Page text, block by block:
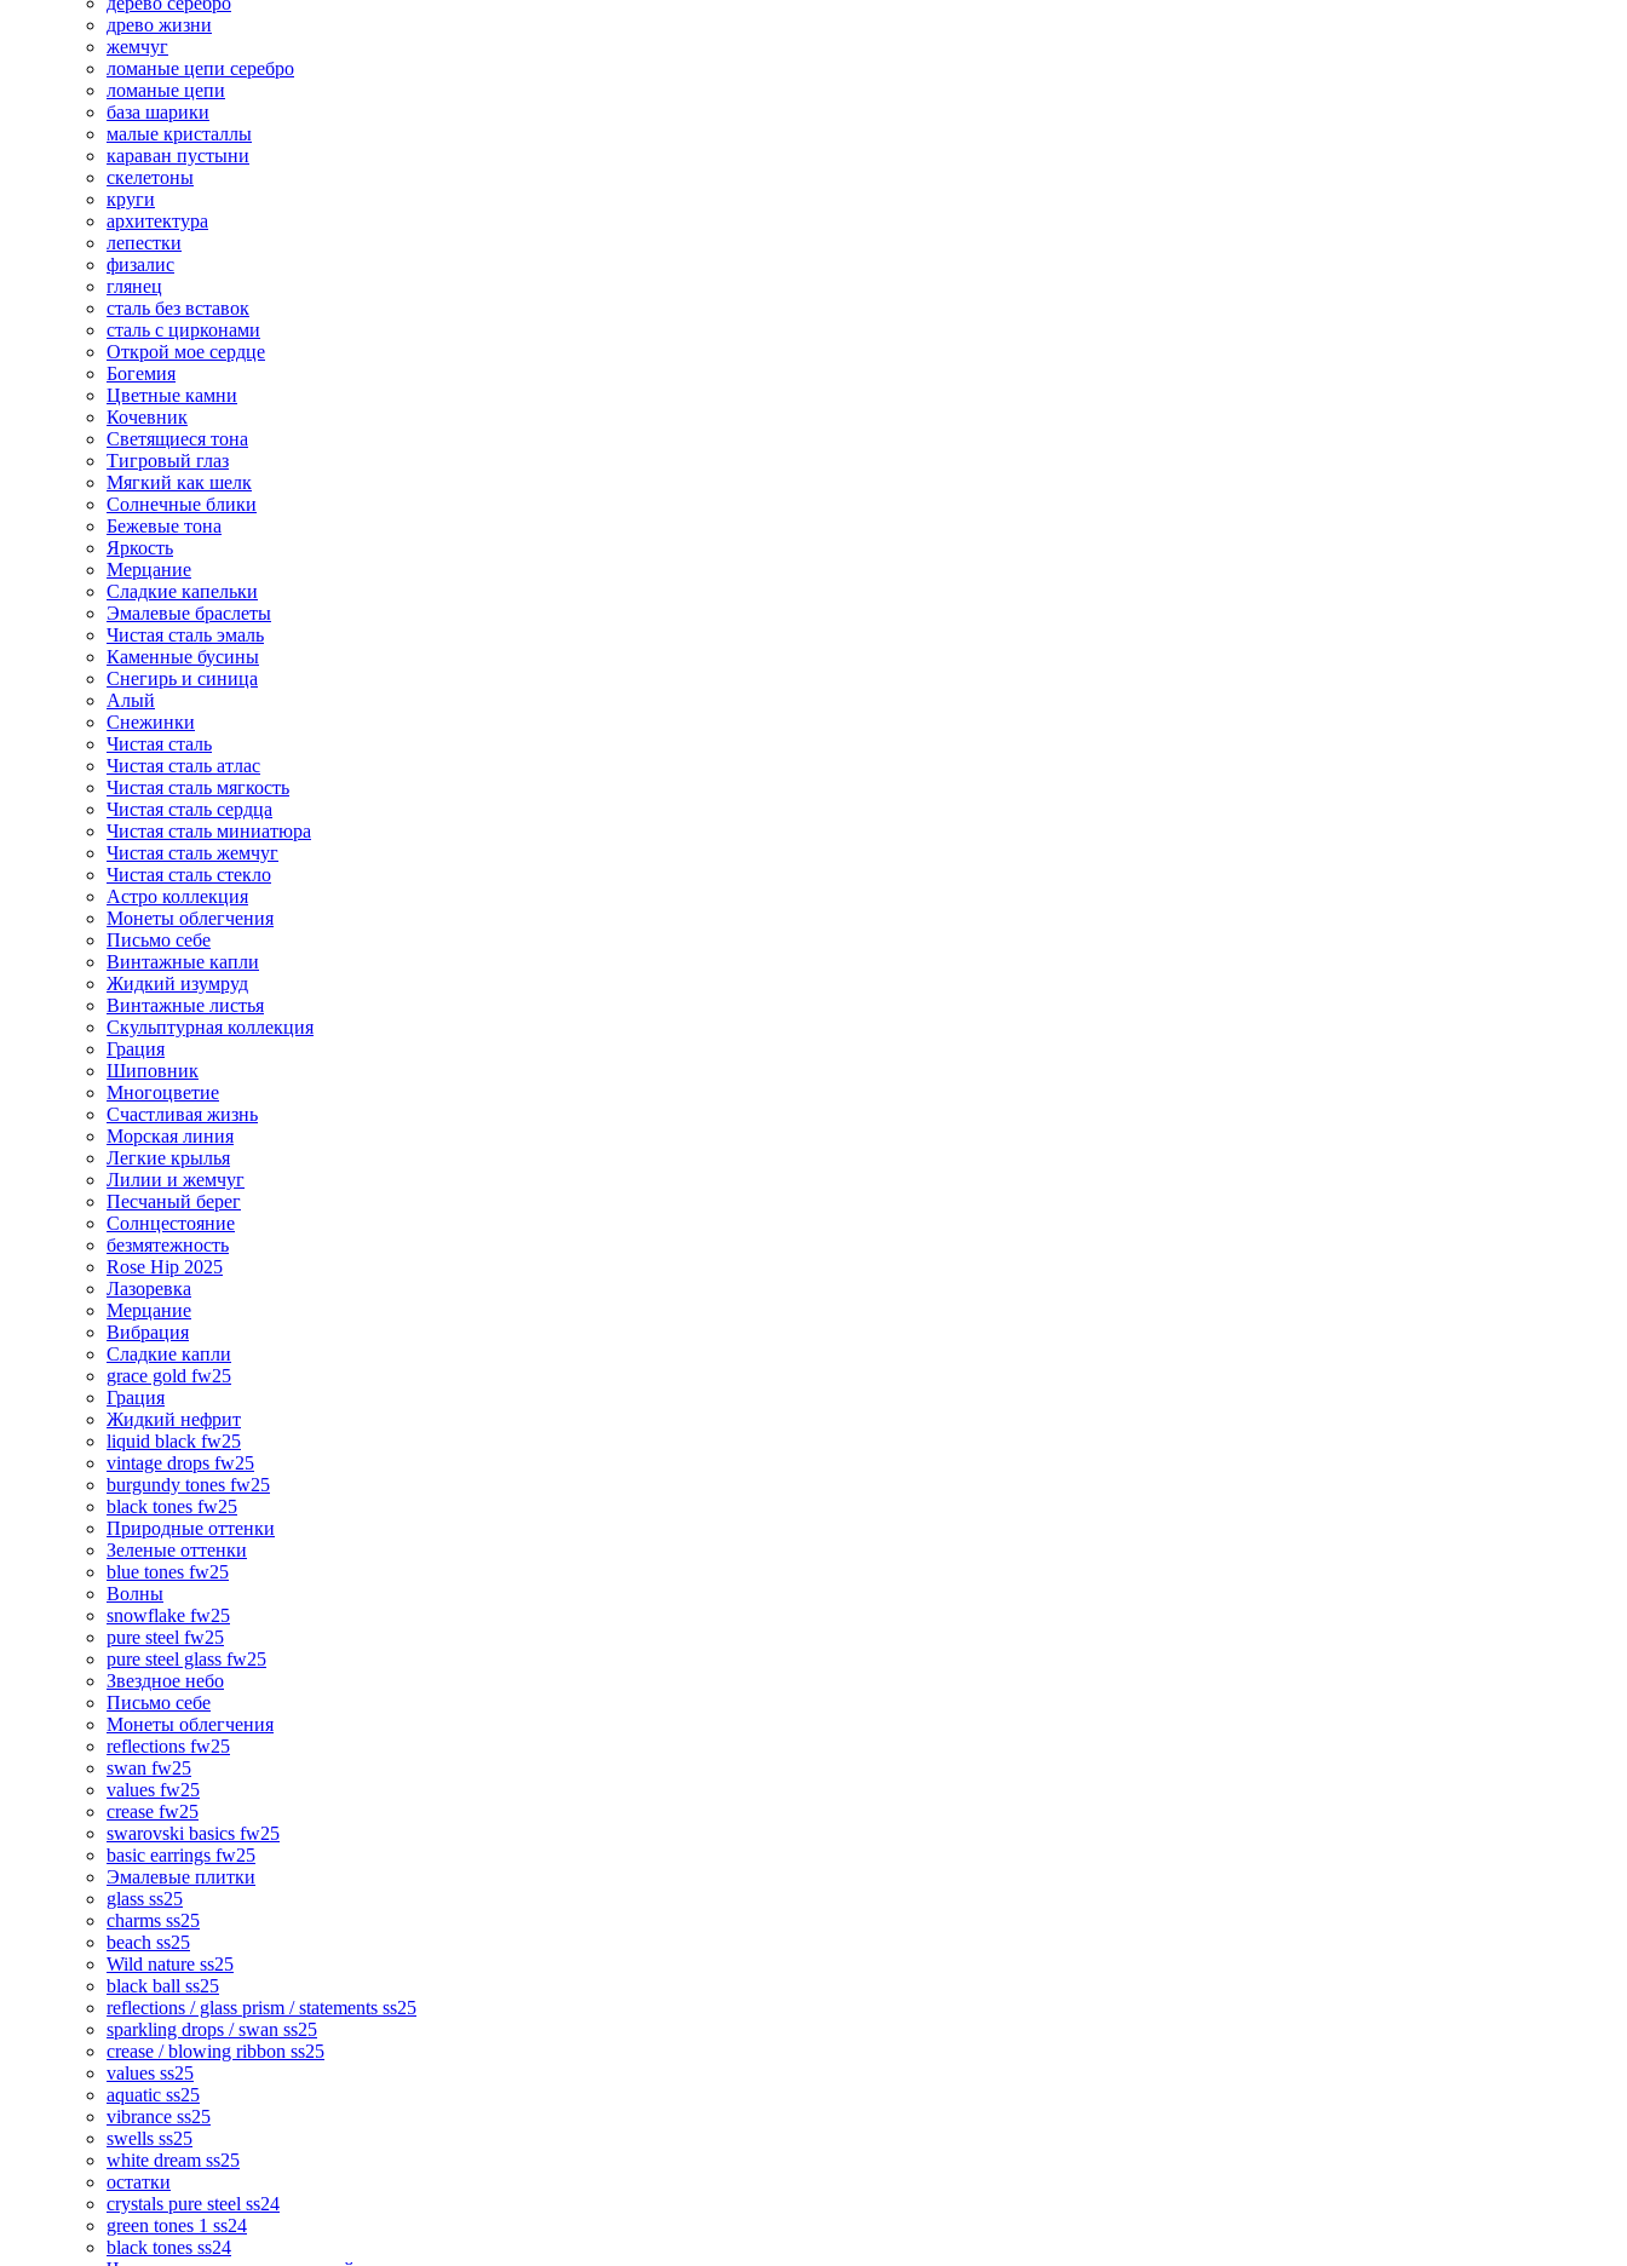
древо жизни
жемчуг
ломаные цепи серебро
ломаные цепи
база шарики
малые кристаллы
караван пустыни
скелетоны
круги
архитектура
лепестки
физалис
глянец
сталь без вставок
сталь с цирконами
Открой мое сердце
Богемия
Цветные камни
Кочевник
Светящиеся тона
Тигровый глаз
Мягкий как шелк
Солнечные блики
Бежевые тона
Яркость
Мерцание
Сладкие капельки
Эмалевые браслеты
Чистая сталь эмаль
Каменные бусины
Снегирь и синица
Алый
Снежинки
Чистая сталь
Чистая сталь атлас
Чистая сталь мягкость
Чистая сталь сердца
Чистая сталь миниатюра
Чистая сталь жемчуг
Чистая сталь стекло
Астро коллекция
Монеты облегчения
Письмо себе
Винтажные капли
Жидкий изумруд
Винтажные листья
Скульптурная коллекция
Грация
Шиповник
Многоцветие
Счастливая жизнь
Морская линия
Легкие крылья
Лилии и жемчуг
Песчаный берег
Солнцестояние
безмятежность
Rose Hip 2025
Лазоревка
Мерцание
Вибрация
Сладкие капли
grace gold fw25
Грация
Жидкий нефрит
liquid black fw25
vintage drops fw25
burgundy tones fw25
black tones fw25
Природные оттенки
Зеленые оттенки
blue tones fw25
Волны
snowflake fw25
pure steel fw25
pure steel glass fw25
Звездное небо
Письмо себе
Монеты облегчения
reflections fw25
swan fw25
values fw25
crease fw25
swarovski basics fw25
basic earrings fw25
Эмалевые плитки
glass ss25
charms ss25
beach ss25
Wild nature ss25
black ball ss25
reflections / glass prism / statements ss25
sparkling drops / swan ss25
crease / blowing ribbon ss25
values ss25
aquatic ss25
vibrance ss25
swells ss25
white dream ss25
остатки
crystals pure steel ss24
green tones 1 ss24
black tones ss24